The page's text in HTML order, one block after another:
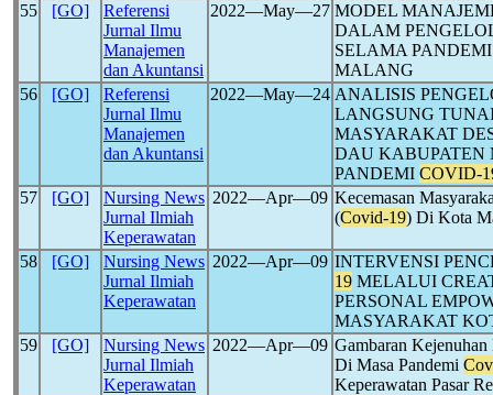
55 [GO]
Referensi
Jurnal Ilmu
Manajemen
dan Akuntansi
2022―May―27 MODEL
DALAM
SELAMA
MALANG
56
[GO]
Referensi
Jurnal Ilmu
Manajemen
dan Akuntansi
2022―May―24 ANALISIS
LANGSUNG
MASYARAKAT
DAU KABUPATEN
PANDEMI COVID-
57
[GO]
Nursing News
Jurnal Ilmiah
Keperawatan
2022―Apr―09 Kecemasan
(Covid-19) Di Kota
58 [GO]
Nursing News
Jurnal Ilmiah
Keperawatan
2022―Apr―09 INTERVENSI
19 MELALUI
PERSONAL
MASYARAKAT
59
[GO]
Nursing News
Jurnal Ilmiah
Keperawatan
2022―Apr―09 Gambaran
Di Masa Pandemi
Keperawatan Pasar